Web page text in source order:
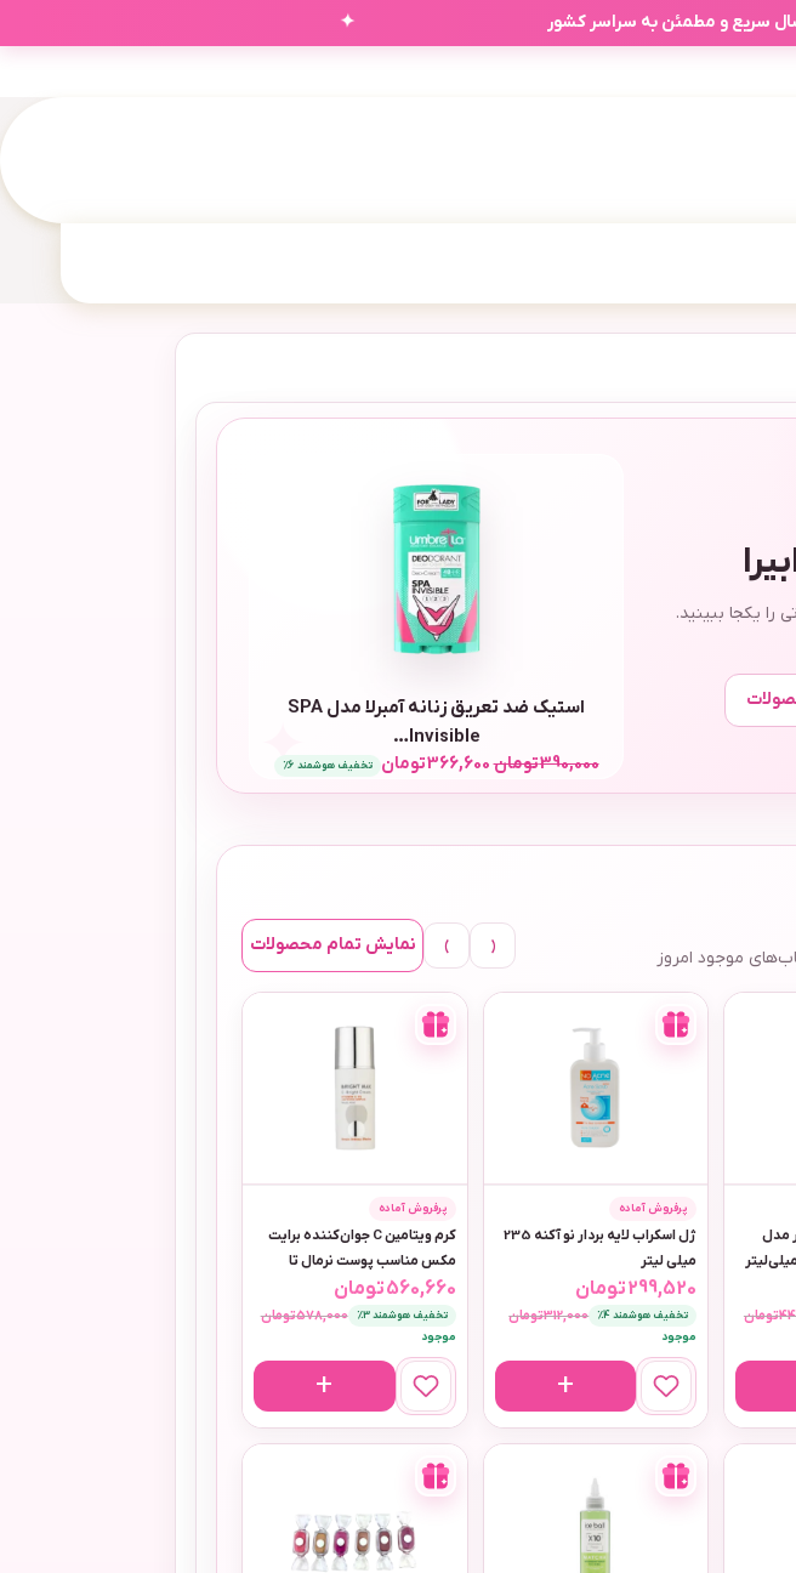
سریع و مطمئن به سراسر کشور
شخصی آرابیرا بر اساس انتخاب‌های شما ✦
یکجا ببینید.
19,250تومان
استیک ضد تعریق زنانه آمبرلا مدل SPA
Invisible…
390,000تومان366,600تومان تخفیف هوشمند 6٪ 528,000 تومان496,320 تومان
موجود امروز ‹
› نمایش تمام محصولات
مدل
تومان
پرفروش آماده
ژل اسکراب لایه بردار نو آکنه 235
میلی لیتر
312,000تومان
299,520تومان
تخفیف هوشمند 4٪
موجود
پرفروش آماده
کرم ویتامین C جوان‌کننده برایت
مکس مناسب پوست نرمال تا
خشک
578,000تومان
560,660تومان
تخفیف هوشمند 3٪
موجود